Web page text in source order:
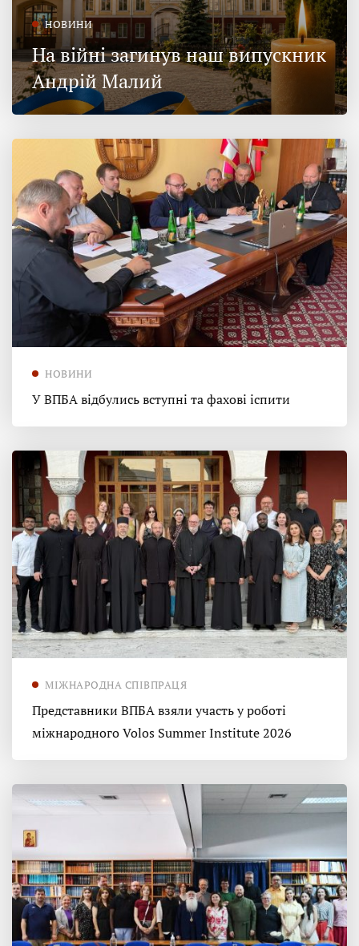
НОВИНИ
На війні загинув наш випускник
Андрій Малий
НОВИНИ
У ВПБА відбулись вступні та фахові іспити
МІЖНАРОДНА СПІВПРАЦЯ
Представники ВПБА взяли участь у роботі
міжнародного Volos Summer Institute 2026